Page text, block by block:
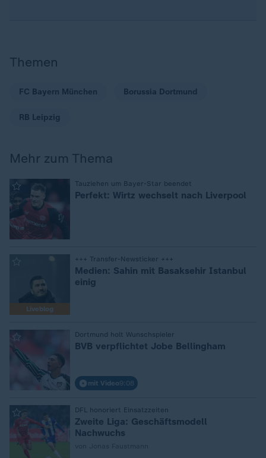
Themen
FC Bayern München Borussia Dortmund
RB Leipzig
Mehr zum Thema
Tauziehen um Bayer-Star beendet
Perfekt: Wirtz wechselt nach Liverpool
Liveblog
+++ Transfer-Newsticker +++
Medien: Sahin mit Basaksehir Istanbul
einig
Dortmund holt Wunschspieler
BVB verpflichtet Jobe Bellingham
mit Video9:08
DFL honoriert Einsatzzeiten
Zweite Liga: Geschäftsmodell
Nachwuchs